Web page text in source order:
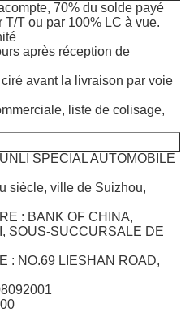
70% du solde payé
T ou par 100% LC à vue.
après réception de
avant la livraison par voie
liste de colisage,
SPECIAL AUTOMOBILE
siècle, ville de Suizhou,
: BANK OF CHINA,
SOUS-SUCCURSALE DE
: NO.69 LIESHAN ROAD,